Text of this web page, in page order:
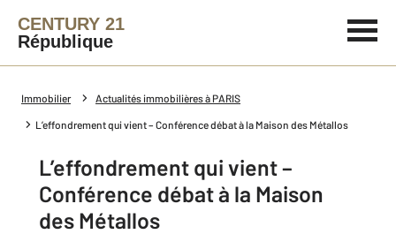
CENTURY 21
République
Immobilier Actualités immobilières à PARIS
L’effondrement qui vient – Conférence débat à la Maison des Métallos
L’effondrement qui vient –
Conférence débat à la Maison
des Métallos